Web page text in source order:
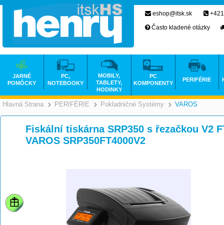
Hlavná Strana >
PERIFÉRIE >
Pokladničné Systémy VAROS
Fiskální tiskárna SRP350 s řezačkou V2
VAROS SRP350FT4000V2
eshop@itsk.sk
Často kladené otázky
JARNÉ
POMÔCKY
PC,
NOTEBOOKY
MOBILY,
TABLETY,
HODINKY
PC
KOMPONENTY
PERIFÉRIE